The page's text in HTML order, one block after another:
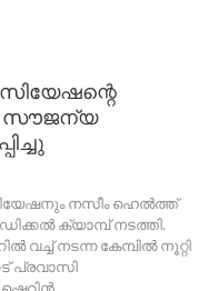
സൗജന്യ
നസീം ഹെൽത്ത്
ക്യാമ്പ് നടത്തി.
നടന്ന കേമ്പിൽ നൂറ്റി
പ്രവാസി
…